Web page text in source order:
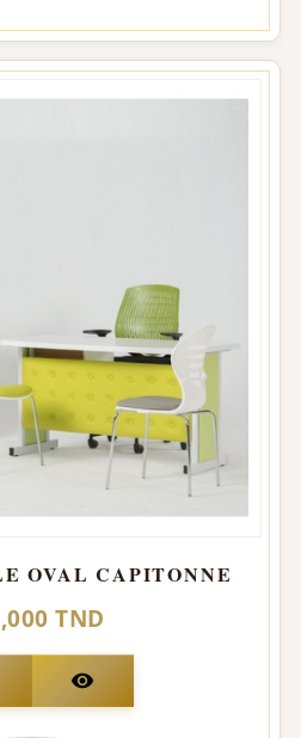
OVAL CAPITONNE
TND
visibility